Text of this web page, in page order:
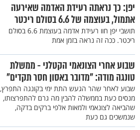
יפן: כך נראתה רעידת האדמה שאירעה
אתמול, בעוצמה של 6.6 בסולם ריכטר
תושבי יפן חוו רעידת אדמה בעוצמת 6.6 בסולם
ריכטר. ככה זה נראה בזמן אמת
שבוע אחרי הצונאמי הקטלני - ממשלת
טונגה מודה: "מדובר באסון חסר תקדים"
שבוע לאחר שהר הגעש התת ימי בקונגה התפרץ,
מנסים כעת בממשלה להבין מה גרם להתפרצותו,
שהביאה לצונאמי ולמאות אלפי ברקים בדקה,
שנמשכים גם כעת